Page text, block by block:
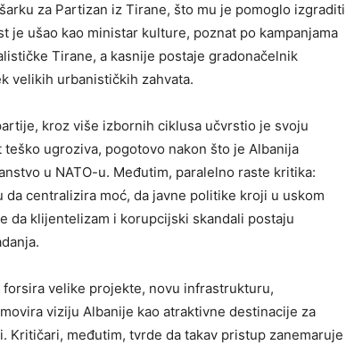
za Partizan iz Tirane, što mu je pomoglo izgraditi
je ušao kao ministar kulture, poznat po kampanjama
Tirane, a kasnije postaje gradonačelnik
velikih urbanističkih zahvata.
kroz više izbornih ciklusa učvrstio je svoju
ugroziva, pogotovo nakon što je Albanija
u NATO-u. Međutim, paralelno raste kritika:
centralizira moć, da javne politike kroji u uskom
da klijentelizam i korupcijski skandali postaju
forsira velike projekte, novu infrastrukturu,
viziju Albanije kao atraktivne destinacije za
Kritičari, međutim, tvrde da takav pristup zanemaruje